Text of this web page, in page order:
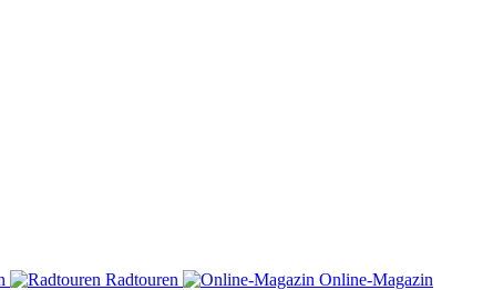
Radtouren Online-Magazin